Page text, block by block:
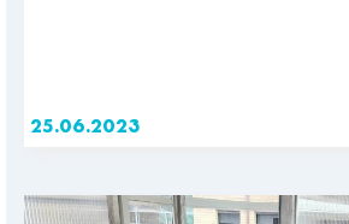
25.06.2023